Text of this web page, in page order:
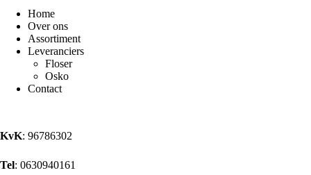
Home
Over ons
Assortiment
Leveranciers
Floser
Osko
Contact
KvK: 96786302
Tel: 0630940161